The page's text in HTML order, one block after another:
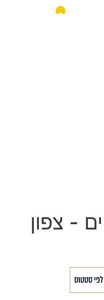
- צפון
לפי סטטוס